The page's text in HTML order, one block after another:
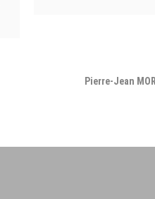
Pierre-Jean